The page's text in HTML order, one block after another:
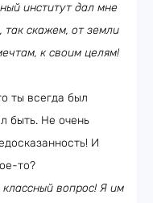
институт дал мне
так скажем, от земли
к своим целям!
ты всегда был
быть. Не очень
И
то?
вопрос! Я им